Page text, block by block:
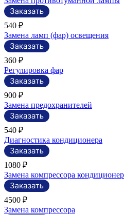
540 ₽
Замена ламп (фар) освещения
360 ₽
Регулировка фар
900 ₽
Замена предохранителей
540 ₽
Диагностика кондиционера
1080 ₽
Замена компрессора
4500 ₽
Замена компрессора